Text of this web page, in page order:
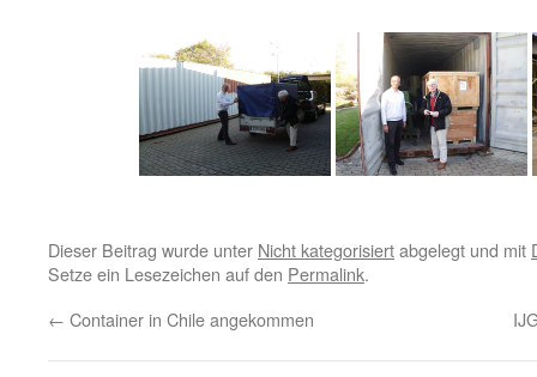
Dieser Beitrag wurde unter Nicht kategorisiertabgelegt und mit
Setze ein Lesezeichen auf den Permalink.
← Container in Chile angekommen